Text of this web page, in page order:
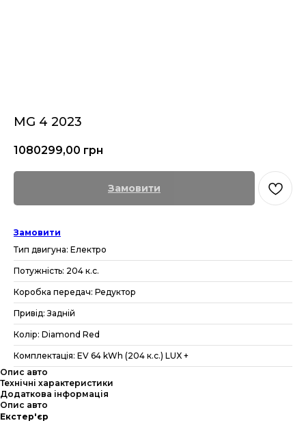
MG 4 2023
1080299,00 грн
Замовити
Замовити
Тип двигуна: Електро
Потужність: 204 к.с.
Коробка передач: Редуктор
Привід: Задній
Колір: Diamond Red
Комплектація: EV 64 kWh (204 к.с.) LUX +
Опис авто
Технічні характеристики
Додаткова інформація
Опис авто
Екстер'єр